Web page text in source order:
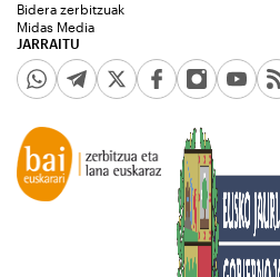
JARRAITU
Bidera zerbitzuak
Midas Media